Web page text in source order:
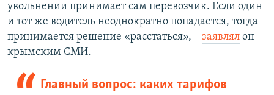
увольнении принимает сам перевозчик. Если один
и тот же водитель неоднократно попадается, тогда
принимается решение «расстаться», – заявлял он
крымским СМИ.
Главный вопрос: каких тарифов